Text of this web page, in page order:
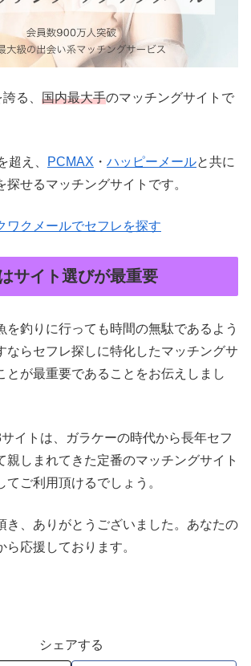
誇る、 国内最大手のマッチングサイトで
超え、 PCMAX ・ ハッピーメールと共に
探せるマッチングサイトです。
ワクメールでセフレを探す
サイト選びが最重要
を釣りに行っても時間の無駄であるよう
ならセフレ探しに特化したマッチングサ
とが最重要であることをお伝えしまし
イトは、ガラケーの時代から長年セフ
親しまれてきた定番のマッチングサイト
てご利用頂けるでしょう。
き、ありがとうございました。あなたの
ら応援しております。
シェアする